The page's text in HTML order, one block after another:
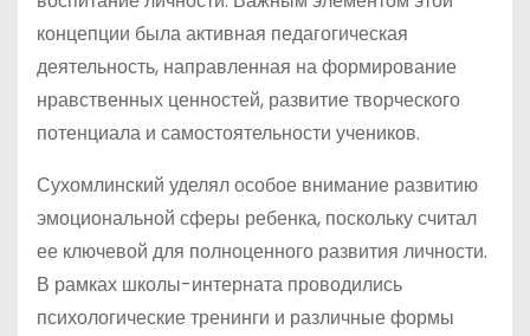
концепции была активная педагогическая
деятельность, направленная на формирование
нравственных ценностей, развитие творческого
потенциала и самостоятельности учеников.
Сухомлинский уделял особое внимание развитию
эмоциональной сферы ребенка, поскольку считал
ее ключевой для полноценного развития личности.
В рамках школы-интерната проводились
психологические тренинги и различные формы